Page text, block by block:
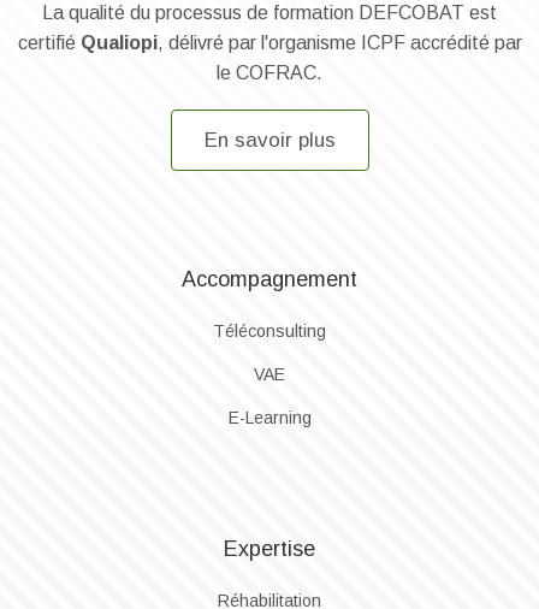
La qualité du processus de formation DEFCOBAT est
certifié Qualiopi, délivré par l'organisme ICPF accrédité par
le COFRAC.
En savoir plus
Accompagnement
Téléconsulting
VAE
E-Learning
Expertise
Réhabilitation